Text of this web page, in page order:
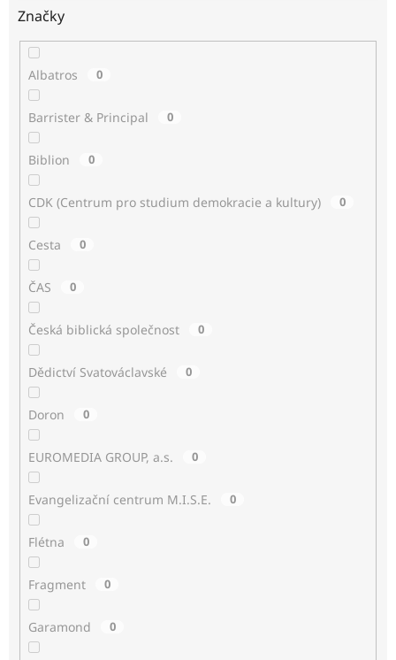
Značky
Albatros 0
Barrister & Principal 0
Biblion 0
CDK (Centrum pro studium demokracie a kultury) 0
Cesta 0
ČAS 0
Česká biblická společnost 0
Dědictví Svatováclavské 0
Doron 0
EUROMEDIA GROUP, a.s. 0
Evangelizační centrum M.I.S.E. 0
Flétna 0
Fragment 0
Garamond 0